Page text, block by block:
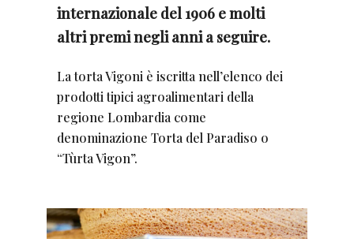
internazionale del 1906 e molti
altri premi negli anni a seguire.
La torta Vigoni è iscritta nell’elenco dei
prodotti tipici agroalimentari della
regione Lombardia come
denominazione Torta del Paradiso o
“Tùrta Vigon”.